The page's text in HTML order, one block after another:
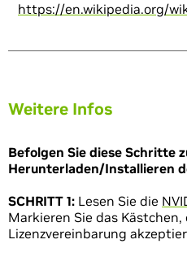
https://en.wikipedia.org/
Weitere Infos
Befolgen Sie diese Schritte
Herunterladen/Installieren
SCHRITT 1: Lesen Sie die
Markieren Sie das Kästchen,
Lizenzvereinbarung